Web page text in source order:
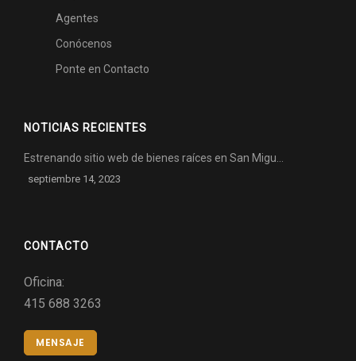
Agentes
Conócenos
Ponte en Contacto
NOTICIAS RECIENTES
Estrenando sitio web de bienes raíces en San Migu…
septiembre 14, 2023
CONTACTO
Oficina:
415 688 3263
MENSAJE